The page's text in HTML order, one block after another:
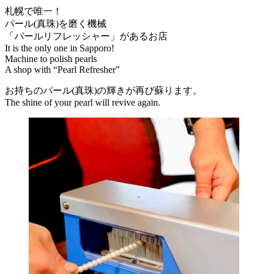
札幌で唯一！
パール(真珠)を磨く機械
「パールリフレッシャー」があるお店
It is the only one in Sapporo!
Machine to polish pearls
A shop with “Pearl Refresher”
お持ちのパール(真珠)の輝きが再び蘇ります。
The shine of your pearl will revive again.